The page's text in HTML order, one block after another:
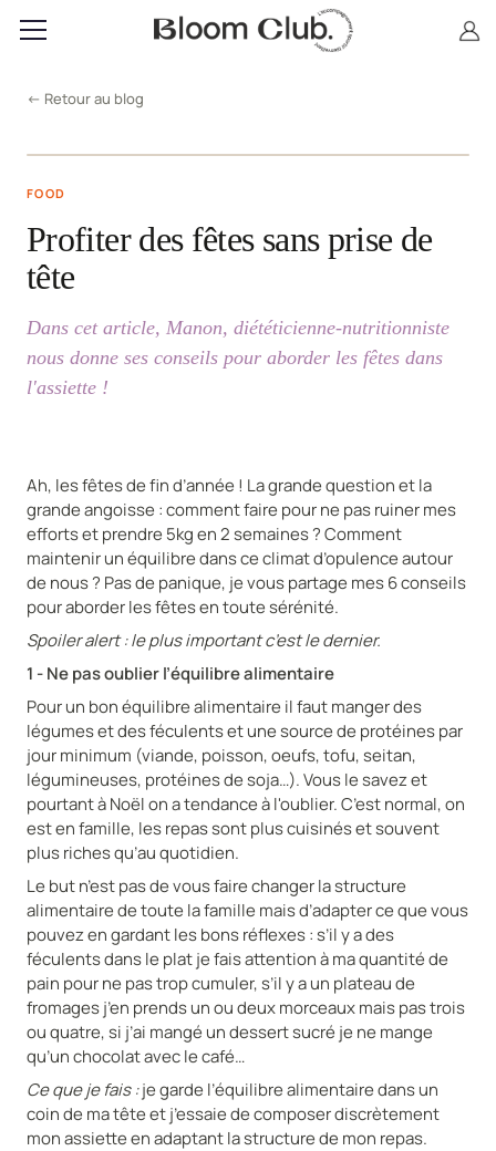
← Retour au blog
FOOD
Profiter des fêtes sans prise de
tête
Dans cet article, Manon, diététicienne-nutritionniste
nous donne ses conseils pour aborder les fêtes dans
l'assiette !
Ah, les fêtes de fin d’année ! La grande question et la
grande angoisse : comment faire pour ne pas ruiner mes
efforts et prendre 5kg en 2 semaines ? Comment
maintenir un équilibre dans ce climat d’opulence autour
de nous ? Pas de panique, je vous partage mes 6 conseils
pour aborder les fêtes en toute sérénité.
Spoiler alert : le plus important c’est le dernier.
1 - Ne pas oublier l’équilibre alimentaire
Pour un bon équilibre alimentaire il faut manger des
légumes et des féculents et une source de protéines par
jour minimum (viande, poisson, oeufs, tofu, seitan,
légumineuses, protéines de soja…). Vous le savez et
pourtant à Noël on a tendance à l'oublier. C’est normal, on
est en famille, les repas sont plus cuisinés et souvent
plus riches qu’au quotidien.
Le but n’est pas de vous faire changer la structure
alimentaire de toute la famille mais d’adapter ce que vous
pouvez en gardant les bons réflexes : s’il y a des
féculents dans le plat je fais attention à ma quantité de
pain pour ne pas trop cumuler, s’il y a un plateau de
fromages j’en prends un ou deux morceaux mais pas trois
ou quatre, si j’ai mangé un dessert sucré je ne mange
qu’un chocolat avec le café…
Ce que je fais :je garde l’équilibre alimentaire dans un
coin de ma tête et j’essaie de composer discrètement
mon assiette en adaptant la structure de mon repas.